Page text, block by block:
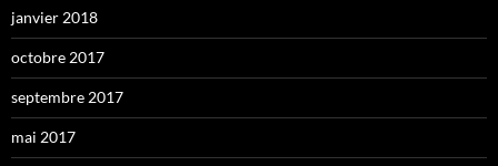
janvier 2018
octobre 2017
septembre 2017
mai 2017